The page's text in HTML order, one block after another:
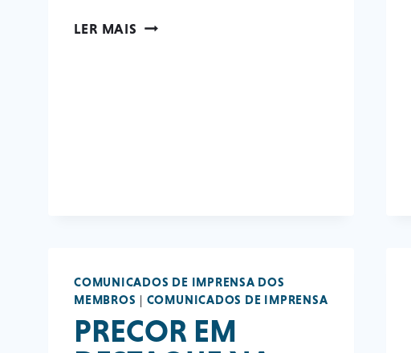
LER MAIS RECORDANDO
COMUNICADOS DE IMPRENSA DOS
MEMBROS | COMUNICADOS DE IMPRENSA
PRECOR EM